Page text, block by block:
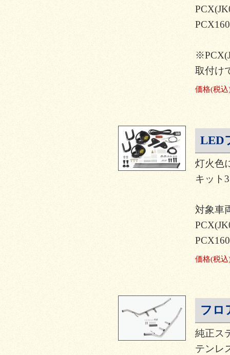
取付け
価格(税込
LED
灯火色
キット
対象車
価格(税込
フロ
純正ス
テンレ